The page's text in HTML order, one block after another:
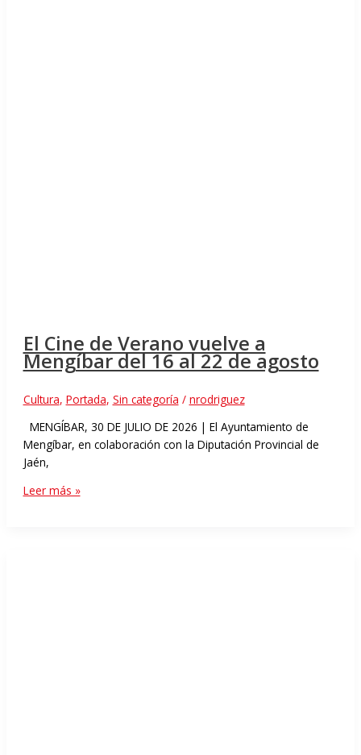
El Cine de Verano vuelve a
Mengíbar del 16 al 22 de agosto
Cultura, Portada, Sin categoría / nrodriguez
MENGÍBAR, 30 DE JULIO DE 2026 | El Ayuntamiento de
Mengíbar, en colaboración con la Diputación Provincial de
Jaén,
Leer más »